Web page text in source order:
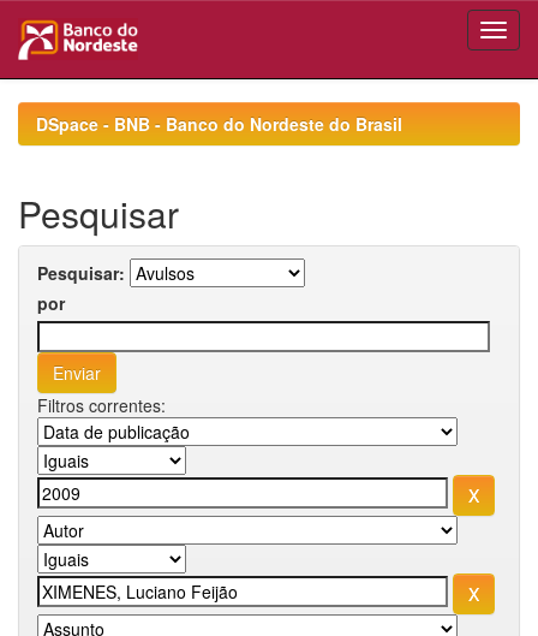
navigationDSpace - BNB - Banco do Nordeste do Brasil
Pesquisar
Pesquisar:
por
Filtros correntes: